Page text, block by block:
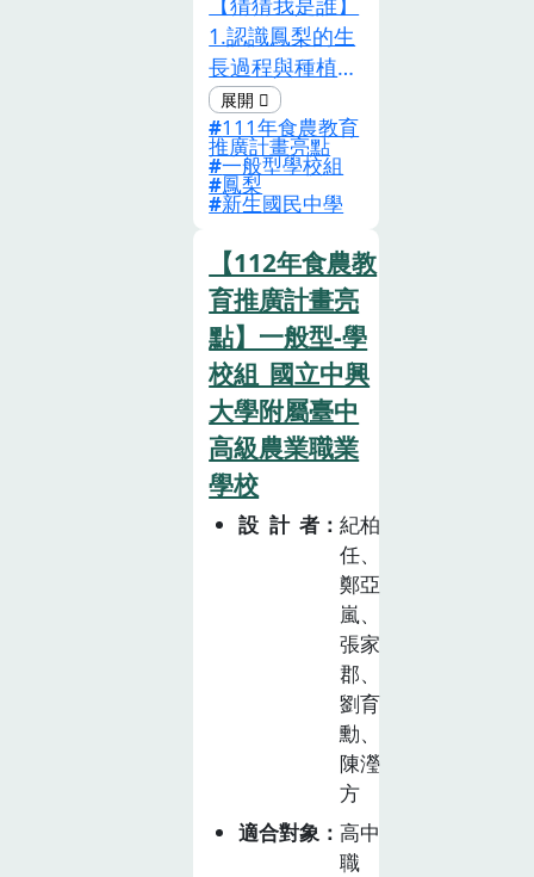
位。蜜源植物
(九層塔)觀察與
實作了解蜜源植
物對蜜蜂的重
要，於校內栽種
九層塔，學習農
事體驗，並與家
產出物烹調；與
美術課程結合進
行九層塔和蜜蜂
的素描寫真。校
園安心餐桌讓自
然資源永續，推
動友善耕作，了
解有機農業及標
章，並延伸至校
園營養午餐「三
章一 Q」政策，
認識營養午餐菜
1.認識鳳梨的生
長過程與種植方
式。2.了解台灣
目前鳳梨的產銷
概況。【與鳳梨
的親密接觸】1.
透過不同感官，
觀察不同品種的
鳳梨相異之處。
2.運用不同方法
切鳳梨，比較切
割便利性與食材
耗費。3.了解鳳
梨不同的加工運
用。【鳳梨點心
時光】1.熟練切
割鳳梨的技巧。
2.切鳳梨薄片，
製作果乾。3.熬
製鳳梨酥內餡，
酥。4.冠芽利用
做植栽。【分享
鳳梨分享愛】1.
將鳳梨的相關知
識，融入包裝設
計中，與他人分
111年食農教育
推廣計畫亮點
一般型學校組
鳳梨
新生國民中學
【112年食農教
育推廣計畫亮
點】一般型-學
校組_國立中興
大學附屬臺中
高級農業職業
學校
設計者
紀柏
任、
鄭亞
嵐、
張家
郡、
劉育
勳、
陳瀅
方
適合對象
高中
職